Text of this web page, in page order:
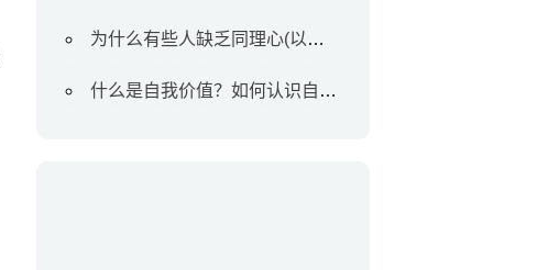
为什么有些人缺乏同理心(以及如何对待他们)
什么是自我价值？如何认识自我价值